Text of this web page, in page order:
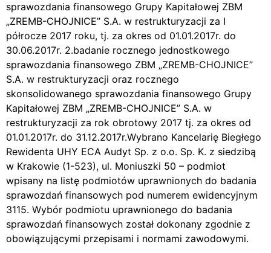
sprawozdania finansowego Grupy Kapitałowej ZBM
„ZREMB-CHOJNICE” S.A. w restrukturyzacji za I
półrocze 2017 roku, tj. za okres od 01.01.2017r. do
30.06.2017r. 2.badanie rocznego jednostkowego
sprawozdania finansowego ZBM „ZREMB-CHOJNICE”
S.A. w restrukturyzacji oraz rocznego
skonsolidowanego sprawozdania finansowego Grupy
Kapitałowej ZBM „ZREMB-CHOJNICE” S.A. w
restrukturyzacji za rok obrotowy 2017 tj. za okres od
01.01.2017r. do 31.12.2017r.Wybrano Kancelarię Biegłego
Rewidenta UHY ECA Audyt Sp. z o.o. Sp. K. z siedzibą
w Krakowie (1-523), ul. Moniuszki 50 – podmiot
wpisany na listę podmiotów uprawnionych do badania
sprawozdań finansowych pod numerem ewidencyjnym
3115. Wybór podmiotu uprawnionego do badania
sprawozdań finansowych został dokonany zgodnie z
obowiązującymi przepisami i normami zawodowymi.